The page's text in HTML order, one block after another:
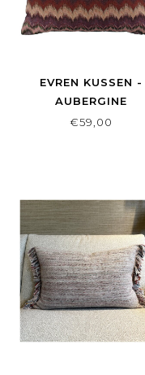
EVREN KUSSEN -
AUBERGINE
€59,00